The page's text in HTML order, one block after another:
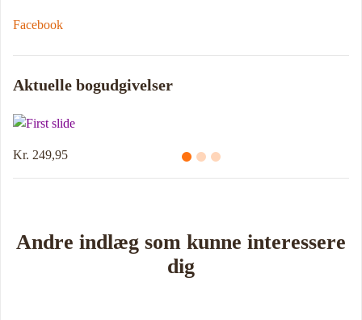
Facebook
Aktuelle bogudgivelser
Kr. 249,95
Andre indlæg som kunne interessere
dig